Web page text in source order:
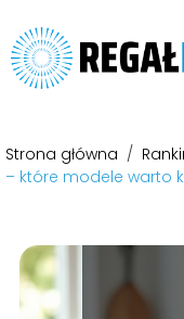
Strona główna /
– które modele warto